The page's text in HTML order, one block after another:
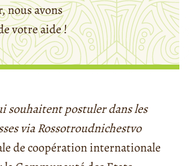
nous avons
votre aide !
souhaitent postuler dans les
via Rossotroudnichestvo
de coopération internationale